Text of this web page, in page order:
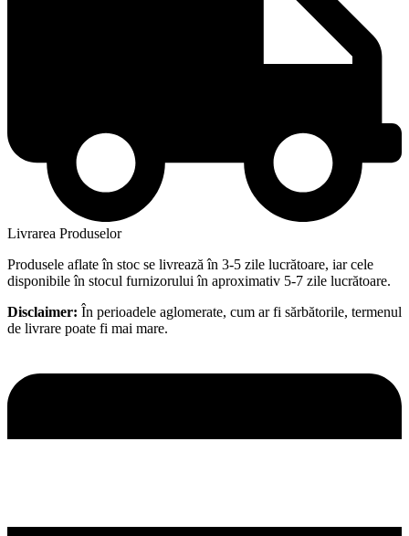
Livrarea Produselor
Produsele aflate în stoc se livrează în 3-5 zile lucrătoare, iar cele
disponibile în stocul furnizorului în aproximativ 5-7 zile lucrătoare.
Disclaimer: În perioadele aglomerate, cum ar fi sărbătorile, termenul
de livrare poate fi mai mare.